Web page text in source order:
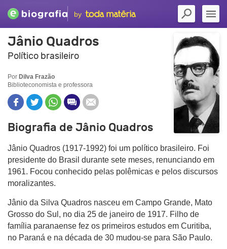
by
Jânio Quadros
Político brasileiro
Por Dilva Frazão
Biblioteconomista e professora
Biografia de Jânio Quadros
Jânio Quadros (1917-1992) foi um político brasileiro. Foi
presidente do Brasil durante sete meses, renunciando em
1961. Focou conhecido pelas polêmicas e pelos discursos
moralizantes.
Jânio da Silva Quadros nasceu em Campo Grande, Mato
Grosso do Sul, no dia 25 de janeiro de 1917. Filho de
família paranaense fez os primeiros estudos em Curitiba,
no Paraná e na década de 30 mudou-se para São Paulo.